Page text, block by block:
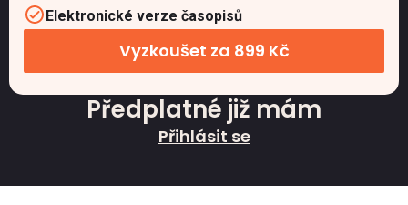
Elektronické verze časopisů
Vyzkoušet za 899 Kč
Předplatné již mám
Přihlásit se